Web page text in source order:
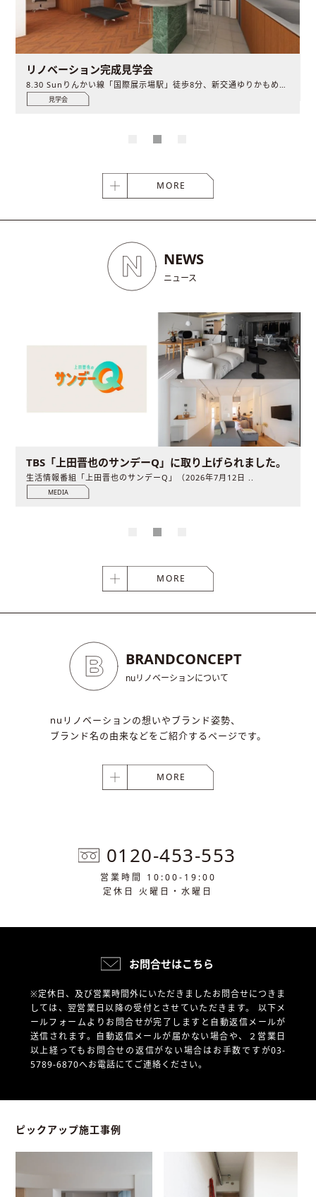
MORE
リノベーション完成見学会
見学会
NEWS
ニュース
MORE
TBS「上田晋也のサンデーQ」に取り上げられました。
生活情報番組「上田晋也のサンデーQ」（2026年7月12日 ..
MEDIA
BRANDCONCEPT
nuリノベーションについて
nuリノベーションの想いやブランド姿勢、
ブランド名の由来などをご紹介するページです。
MORE
0120-453-553
営業時間 10:00-19:00
定休日 火曜日・水曜日
お問合せはこちら
※定休日、及び営業時間外にいただきましたお問合せにつきま
しては、翌営業日以降の受付とさせていただきます。 以下メ
ールフォームよりお問合せが完了しますと自動返信メールが
送信されます。自動返信メールが届かない場合や、
２営業日
以上経ってもお問合せの返信がない場合はお手数ですが03-
5789-6870へお電話にてご連絡ください。
ピックアップ施工事例